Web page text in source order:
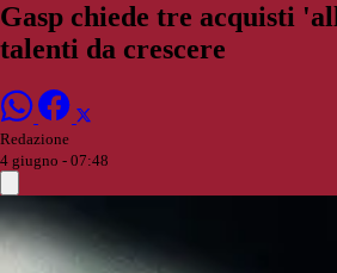
Gasp chiede tre acquisti
talenti da crescere
Redazione
4 giugno - 07:48